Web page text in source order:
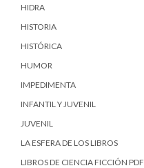
HIDRA
HISTORIA
HISTÓRICA
HUMOR
IMPEDIMENTA
INFANTIL Y JUVENIL
JUVENIL
LA ESFERA DE LOS LIBROS
LIBROS DE CIENCIA FICCIÓN PDF